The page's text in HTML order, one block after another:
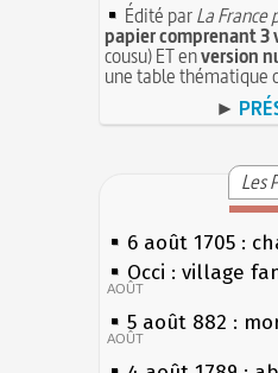
Édité parLa France
papier comprenant 3
cousu) ET enversion
une table thématique
►
Les
6 août 1705 :
Occi : village
AOÛT
5 août 882 :
AOÛT